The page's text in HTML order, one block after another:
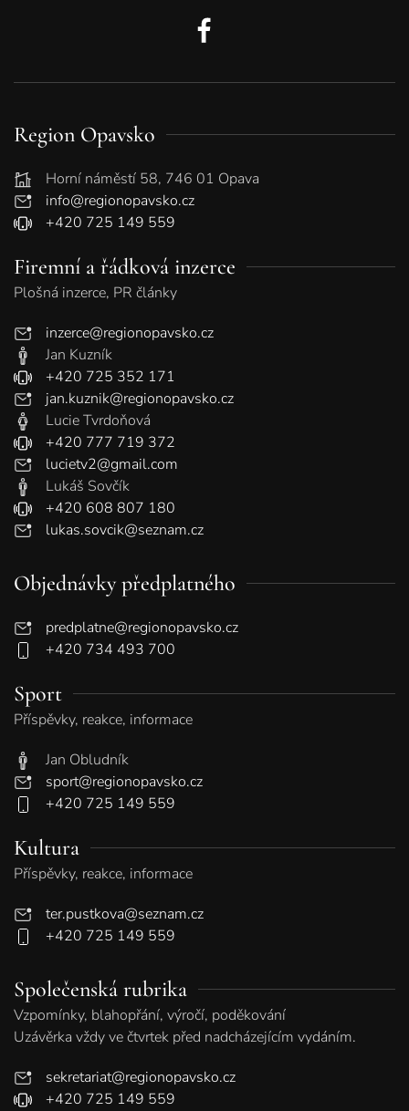
Region Opavsko
Horní náměstí 58, 746 01 Opava
info@regionopavsko.cz
+420 725 149 559
Firemní a řádková inzerce
Plošná inzerce, PR články
inzerce@regionopavsko.cz
Jan Kuzník
+420 725 352 171
jan.kuznik@regionopavsko.cz
Lucie Tvrdoňová
+420 777 719 372
lucietv2@gmail.com
Lukáš Sovčík
+420 608 807 180
lukas.sovcik@seznam.cz
Objednávky předplatného
predplatne@regionopavsko.cz
+420 734 493 700
Sport
Příspěvky, reakce, informace
Jan Obludník
sport@regionopavsko.cz
+420 725 149 559
Kultura
Příspěvky, reakce, informace
ter.pustkova@seznam.cz
+420 725 149 559
Společenská rubrika
Vzpomínky, blahopřání, výročí, poděkování
Uzávěrka vždy ve čtvrtek před nadcházejícím vydáním.
sekretariat@regionopavsko.cz
+420 725 149 559